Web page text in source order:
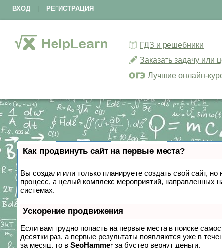
ВХОД РЕГИСТРАЦИЯ
ГДЗ и решебники
Заказать задачу или
Лучшие онлайн-
Как продвинуть сайт на первые места?
Вы создали или только планируете создать свой сайт,
процесс, а целый комплекс мероприятий, направленных
системах.
Ускорение продвижения
Если вам трудно попасть на первые места в поиске
десятки раз, а первые результаты появляются уже в
за месяц, то в SeoHammer за бустер вернут деньги.